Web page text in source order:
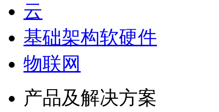
云
基础架构软硬件
物联网
产品及解决方案